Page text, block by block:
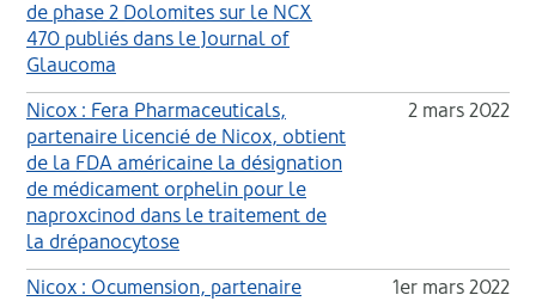
de phase 2 Dolomites sur le NCX
470 publiés dans le Journal of
Glaucoma
Nicox : Fera Pharmaceuticals,
partenaire licencié de Nicox, obtient
de la FDA américaine la désignation
de médicament orphelin pour le
naproxcinod dans le traitement de
la drépanocytose
2 mars 2022
Nicox : Ocumension, partenaire
1er mars 2022